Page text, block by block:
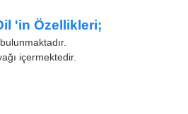
'in Özellikleri;
içermektedir.